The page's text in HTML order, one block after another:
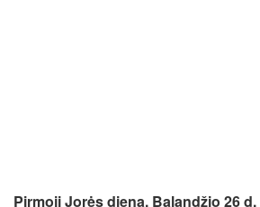
Pirmoji Jorės diena. Balandžio 26 d.